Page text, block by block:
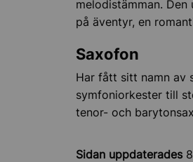
melodistämman.
på äventyr, en
Saxofon
Har fått sitt namn av
symfoniorkester till
tenor- och
Sidan uppdaterades